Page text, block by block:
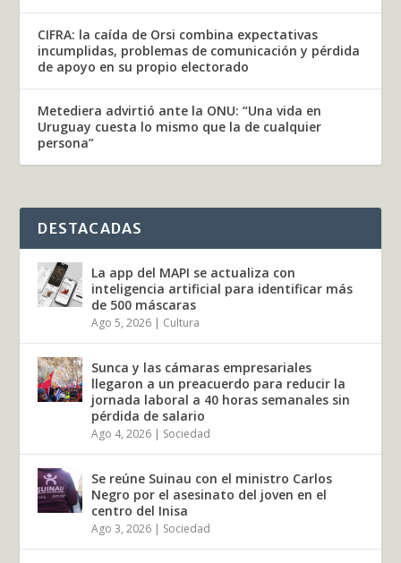
CIFRA: la caída de Orsi combina expectativas
incumplidas, problemas de comunicación y pérdida
de apoyo en su propio electorado
Metediera advirtió ante la ONU: “Una vida en
Uruguay cuesta lo mismo que la de cualquier
persona”
DESTACADAS
La app del MAPI se actualiza con
inteligencia artificial para identificar más
de 500 máscaras
Ago 5, 2026 | Cultura
Sunca y las cámaras empresariales
llegaron a un preacuerdo para reducir la
jornada laboral a 40 horas semanales sin
pérdida de salario
Ago 4, 2026 | Sociedad
Se reúne Suinau con el ministro Carlos
Negro por el asesinato del joven en el
centro del Inisa
Ago 3, 2026 | Sociedad